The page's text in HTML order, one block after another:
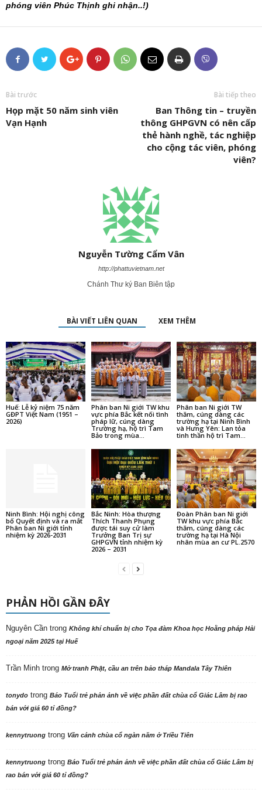
phóng viên Phúc Thịnh ghi nhận..!)
Bài trước
Họp mặt 50 năm sinh viên
Vạn Hạnh
Bài tiếp theo
Ban Thông tin – truyền
thông GHPGVN có nên cấp
thẻ hành nghề, tác nghiệp
cho cộng tác viên, phóng
viên?
Nguyễn Tường Cẩm Vân
http://phattuvietnam.net
Chánh Thư ký Ban Biên tập
BÀI VIẾT LIÊN QUAN XEM THÊM
Huế: Lễ kỷ niệm 75 năm
GĐPT Việt Nam (1951 –
2026)
Phân ban Ni giới TW khu
vực phía Bắc kết nối tình
pháp lữ, cúng dàng
Trường hạ, hộ trì Tam
Bảo trong mùa...
Phân ban Ni giới TW
thăm, cúng dàng các
trường hạ tại Ninh Bình
và Hưng Yên: Lan tỏa
tinh thần hộ trì Tam...
Ninh Bình: Hội nghị công
bố Quyết định và ra mắt
Phân ban Ni giới tỉnh
nhiệm kỳ 2026-2031
Bắc Ninh: Hòa thượng
Thích Thanh Phụng
được tái suy cử làm
Trưởng Ban Trị sự
GHPGVN tỉnh nhiệm kỳ
2026 – 2031
Đoàn Phân ban Ni giới
TW khu vực phía Bắc
thăm, cúng dàng các
trường hạ tại Hà Nội
nhân mùa an cư PL.2570
PHẢN HỒI GẦN ĐÂY
Nguyên Cần trong Không khí chuẩn bị cho Tọa đàm Khoa học Hoằng pháp Hải
ngoại năm 2025 tại Huế
Trần Minh trong Mở tranh Phật, cầu an trên bảo tháp Mandala Tây Thiên
tonydo trong Báo Tuổi trẻ phản ảnh về việc phần đất chùa cổ Giác Lâm bị rao
bán với giá 60 tỉ đồng?
kennytruong trong Vãn cảnh chùa cổ ngàn năm ở Triều Tiên
kennytruong trong Báo Tuổi trẻ phản ảnh về việc phần đất chùa cổ Giác Lâm bị
rao bán với giá 60 tỉ đồng?